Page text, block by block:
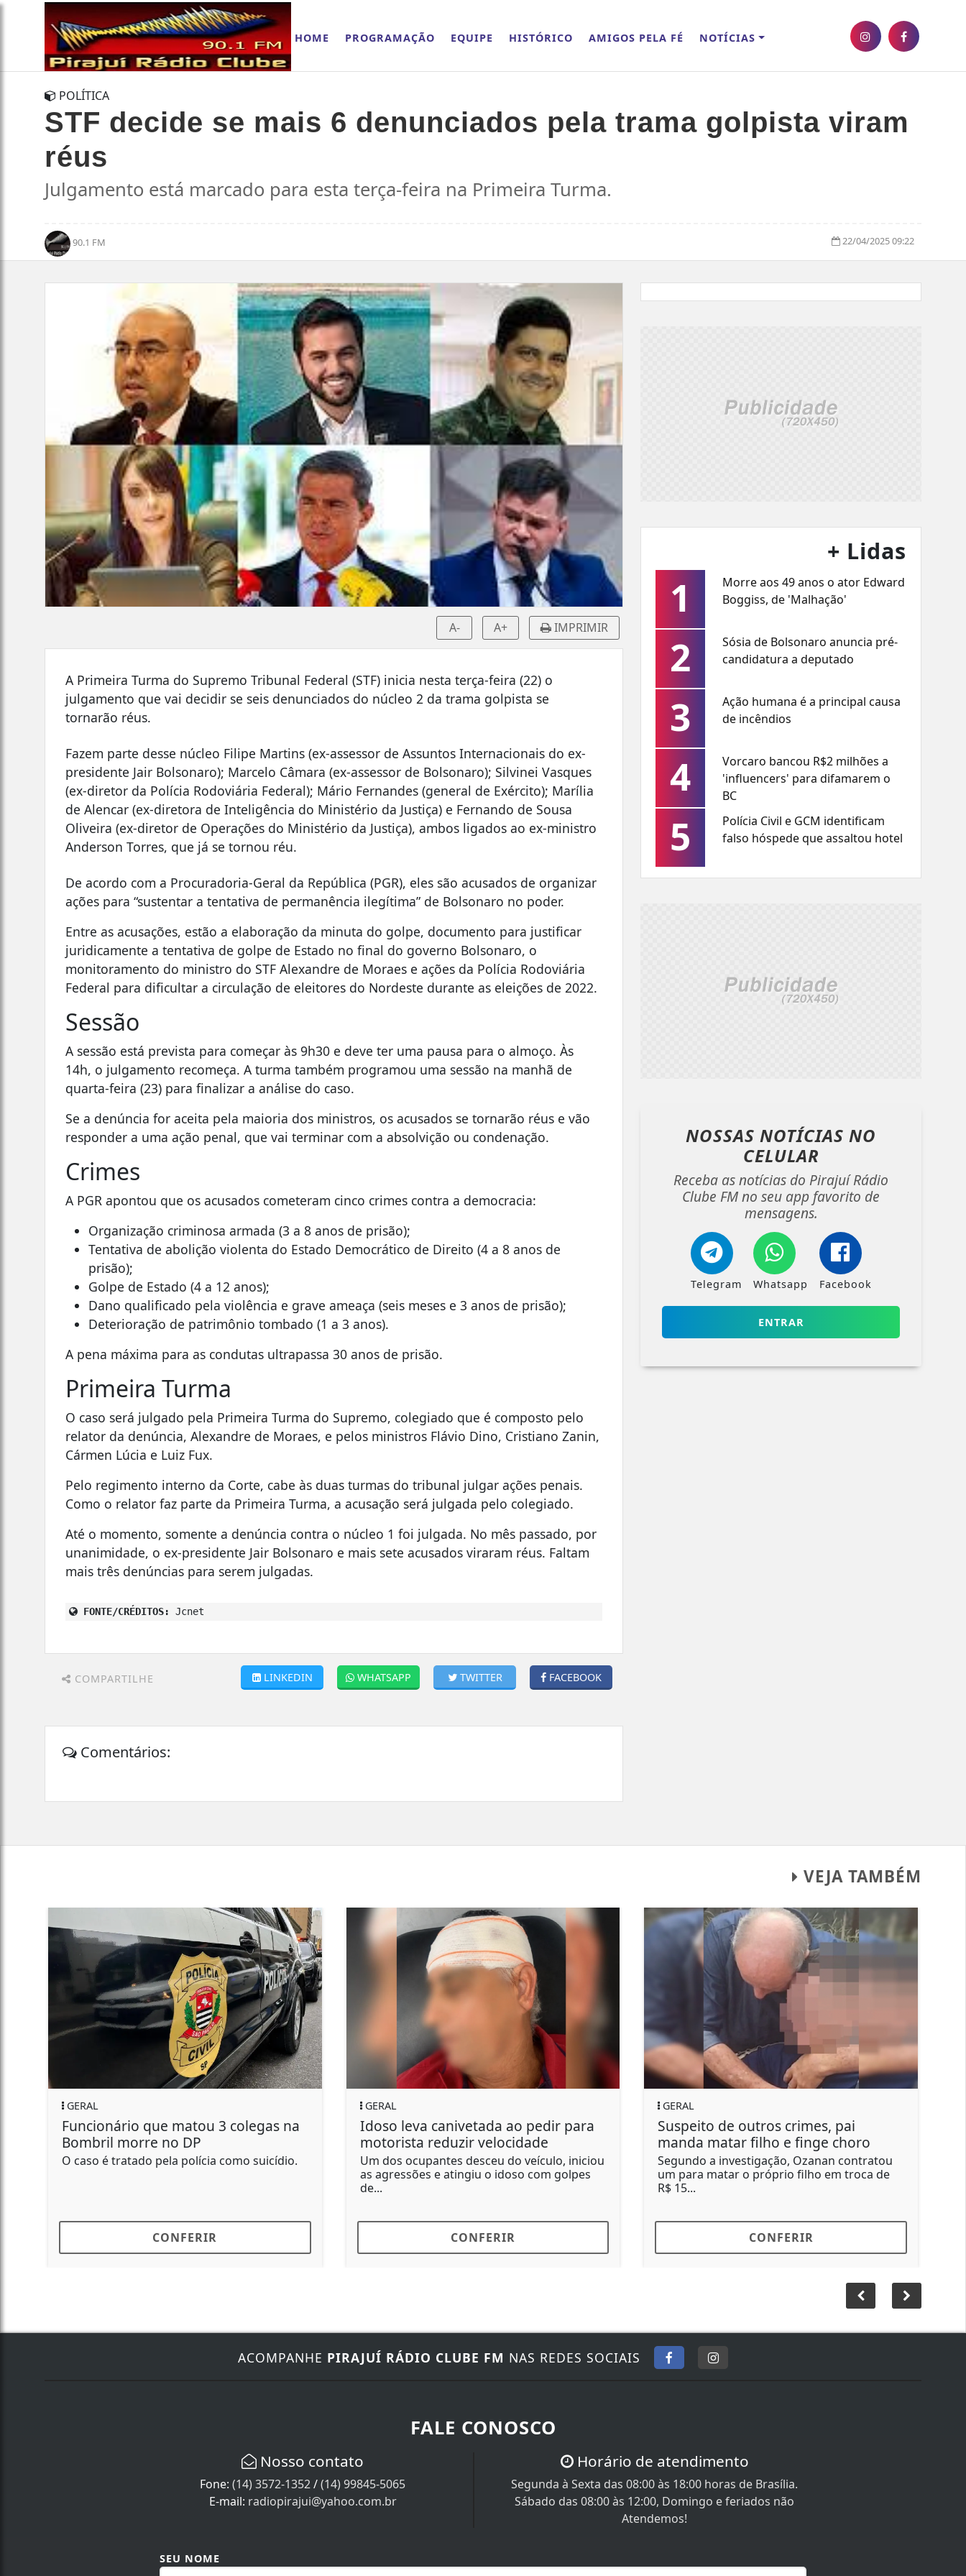
HOME PROGRAMAÇÃO EQUIPE HISTÓRICO AMIGOS PELA FÉ NOTÍCIAS
POLÍTICA
STF decide se mais 6 denunciados pela trama golpista viram
réus
Julgamento está marcado para esta terça-feira na Primeira Turma.
90.1 FM 22/04/2025 09:22
A- A+ IMPRIMIR
A Primeira Turma do Supremo Tribunal Federal (STF) inicia nesta terça-feira (22) o
julgamento que vai decidir se seis denunciados do núcleo 2 da trama golpista se
tornarão réus.
Fazem parte desse núcleo Filipe Martins (ex-assessor de Assuntos Internacionais do ex-
presidente Jair Bolsonaro); Marcelo Câmara (ex-assessor de Bolsonaro); Silvinei Vasques
(ex-diretor da Polícia Rodoviária Federal); Mário Fernandes (general de Exército); Marília
de Alencar (ex-diretora de Inteligência do Ministério da Justiça) e Fernando de Sousa
Oliveira (ex-diretor de Operações do Ministério da Justiça), ambos ligados ao ex-ministro
Anderson Torres, que já se tornou réu.
De acordo com a Procuradoria-Geral da República (PGR), eles são acusados de organizar
ações para “sustentar a tentativa de permanência ilegítima” de Bolsonaro no poder.
Entre as acusações, estão a elaboração da minuta do golpe, documento para justificar
juridicamente a tentativa de golpe de Estado no final do governo Bolsonaro, o
monitoramento do ministro do STF Alexandre de Moraes e ações da Polícia Rodoviária
Federal para dificultar a circulação de eleitores do Nordeste durante as eleições de 2022.
Sessão
A sessão está prevista para começar às 9h30 e deve ter uma pausa para o almoço. Às
14h, o julgamento recomeça. A turma também programou uma sessão na manhã de
quarta-feira (23) para finalizar a análise do caso.
Se a denúncia for aceita pela maioria dos ministros, os acusados se tornarão réus e vão
responder a uma ação penal, que vai terminar com a absolvição ou condenação.
Crimes
A PGR apontou que os acusados cometeram cinco crimes contra a democracia:
Organização criminosa armada (3 a 8 anos de prisão);
Tentativa de abolição violenta do Estado Democrático de Direito (4 a 8 anos de
prisão);
Golpe de Estado (4 a 12 anos);
Dano qualificado pela violência e grave ameaça (seis meses e 3 anos de prisão);
Deterioração de patrimônio tombado (1 a 3 anos).
A pena máxima para as condutas ultrapassa 30 anos de prisão.
Primeira Turma
O caso será julgado pela Primeira Turma do Supremo, colegiado que é composto pelo
relator da denúncia, Alexandre de Moraes, e pelos ministros Flávio Dino, Cristiano Zanin,
Cármen Lúcia e Luiz Fux.
Pelo regimento interno da Corte, cabe às duas turmas do tribunal julgar ações penais.
Como o relator faz parte da Primeira Turma, a acusação será julgada pelo colegiado.
Até o momento, somente a denúncia contra o núcleo 1 foi julgada. No mês passado, por
unanimidade, o ex-presidente Jair Bolsonaro e mais sete acusados viraram réus. Faltam
mais três denúncias para serem julgadas.
FONTE/CRÉDITOS: Jcnet
COMPARTILHE FACEBOOK
TWITTER
WHATSAPP
LINKEDIN
Comentários:
+ Lidas
1
Morre aos 49 anos o ator Edward
Boggiss, de 'Malhação'
2
Sósia de Bolsonaro anuncia pré-
candidatura a deputado
3
Ação humana é a principal causa
de incêndios
4
Vorcaro bancou R$2 milhões a
'influencers' para difamarem o
BC
5
Polícia Civil e GCM identificam
falso hóspede que assaltou hotel
NOSSAS NOTÍCIASNO
CELULAR
Receba as notícias do Pirajuí Rádio
Clube FM no seu app favorito de
mensagens.
Telegram Whatsapp Facebook
ENTRAR
VEJA TAMBÉM
GERAL
Funcionário que matou 3 colegas na
Bombril morre no DP
O caso é tratado pela polícia como suicídio.
CONFERIR
GERAL
Idoso leva canivetada ao pedir para
motorista reduzir velocidade
Um dos ocupantes desceu do veículo, iniciou
as agressões e atingiu o idoso com golpes
de...
CONFERIR
GERAL
Suspeito de outros crimes, pai
manda matar filho e finge choro
Segundo a investigação, Ozanan contratou
um para matar o próprio filho em troca de
R$ 15...
CONFERIR
ACOMPANHE PIRAJUÍ RÁDIO CLUBE FM NAS REDES SOCIAIS
FALE CONOSCO
Nosso contato
Fone:(14) 3572-1352/(14) 99845-5065
E-mail: radiopirajui@yahoo.com.br
Horário de atendimento
Segunda à Sexta das 08:00 às 18:00 horas de Brasília.
Sábado das 08:00 às 12:00, Domingo e feriados não
Atendemos!
SEU NOME